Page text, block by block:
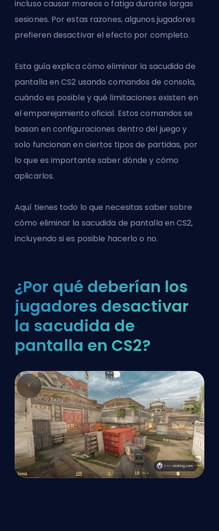
incluso causar mareos o fatiga durante largas
sesiones. Por estas razones, algunos jugadores
prefieren desactivar el efecto por completo.
Esta guía explica cómo eliminar la sacudida de
pantalla en CS2 usandocomandos de consola,
cuándo es posible y qué limitaciones existen en
el emparejamiento oficial. Estos comandos se
basan en configuraciones dentro del juego y
solo funcionan en ciertos tipos de partidas, por
lo que es importante saber dónde y cómo
aplicarlos.
Aquí tienes todo lo que necesitas saber sobre
cómo eliminar la sacudida de pantalla enCS2,
incluyendo si es posible hacerlo o no.
¿Por qué deberían los
jugadores desactivar
la sacudida de
pantalla en CS2?